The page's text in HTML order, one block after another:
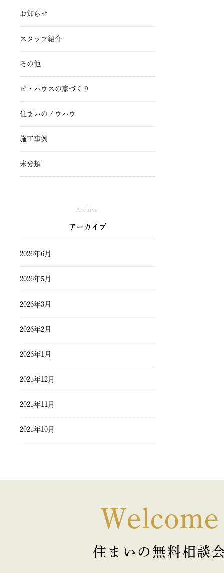
お知らせ
スタッフ紹介
その他
ビ・ハウスの家づくり
住まいのノウハウ
施工事例
未分類
Archive
アーカイブ
2026年6月
2026年5月
2026年3月
2026年2月
2026年1月
2025年12月
2025年11月
2025年10月
2025年8月
Welcome
住まいの無料相談